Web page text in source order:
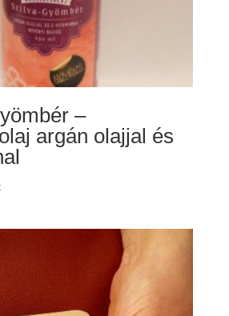
–
argán olajjal és
Ártartomány:
290 Ft